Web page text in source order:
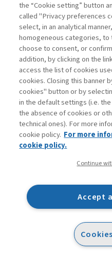
Legenda: Accedi Per
Contatti
Abbonamenti
Archivio rubriche
Privacy
Dichiarazione di
Mappa del sito
the “Cookie setting” button
called "Privacy preferences
select, in an analytical
homogeneous categories, to
choose to consent, or
addition, by clicking on the
access the list of cookies
cookies. Closing this banner
cookies" button or by
in the default settings (i.e.
the absence of cookies or
technical ones). For more
cookie policy. For more
cookie policy.
Continue
Accept